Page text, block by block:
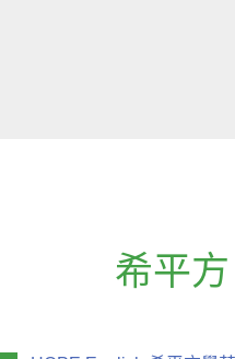
希平方